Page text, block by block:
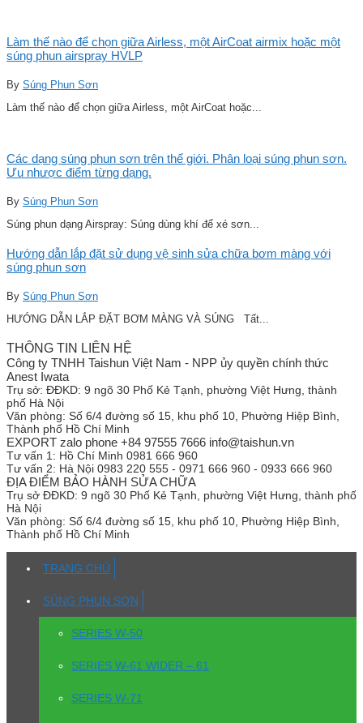
Làm thế nào để chọn giữa Airless, một AirCoat airmix hoặc một
súng phun airspray HVLP
By Súng Phun Sơn
Làm thế nào để chọn giữa Airless, một AirCoat hoặc...
Các dạng súng phun sơn trên thế giới. Phân loại súng phun sơn.
Ưu nhược điểm từng dạng.
By Súng Phun Sơn
Súng phun dạng Airspray: Súng dùng khí để xé sơn...
Hướng dẫn lắp đặt sử dụng vệ sinh sửa chữa bơm màng với
súng phun sơn
By Súng Phun Sơn
HƯỚNG DẪN LẮP ĐẶT BƠM MÀNG VÀ SÚNG Tất...
THÔNG TIN LIÊN HỆ
Công ty TNHH Taishun Việt Nam - NPP ủy quyền chính thức
Anest Iwata
Trụ sở: ĐĐKD: 9 ngõ 30 Phố Kẻ Tạnh, phường Việt Hưng, thành
phố Hà Nội
Văn phòng: Số 6/4 đường số 15, khu phố 10, Phường Hiệp Bình,
Thành phố Hồ Chí Minh
EXPORT zalo phone +84 97555 7666 info@taishun.vn
Tư vấn 1: Hồ Chí Minh 0981 666 960
Tư vấn 2: Hà Nội 0983 220 555 - 0971 666 960 - 0933 666 960
ĐỊA ĐIỂM BẢO HÀNH SỬA CHỮA
Trụ sở ĐĐKD: 9 ngõ 30 Phố Kẻ Tạnh, phường Việt Hưng, thành phố
Hà Nội
Văn phòng: Số 6/4 đường số 15, khu phố 10, Phường Hiệp Bình,
Thành phố Hồ Chí Minh
TRANG CHỦ
SÚNG PHUN SƠN
SERIES W-50
SERIES W-61 WIDER – 61
SERIES W-71